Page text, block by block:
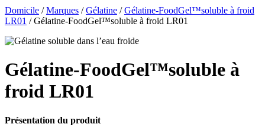
Domicile /Marques /Gélatine /Gélatine-FoodGel™soluble à froid
LR01 /Gélatine-FoodGel™soluble à froid LR01
Gélatine-FoodGel™soluble à
froid LR01
Présentation du produit